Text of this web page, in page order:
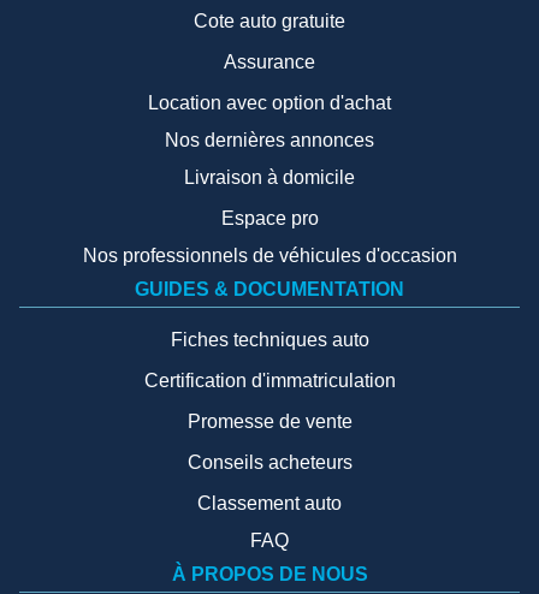
Cote auto gratuite
Assurance
Location avec option d'achat
Nos dernières annonces
Livraison à domicile
Espace pro
Nos professionnels de véhicules d'occasion
GUIDES & DOCUMENTATION
Fiches techniques auto
Certification d'immatriculation
Promesse de vente
Conseils acheteurs
Classement auto
FAQ
À PROPOS DE NOUS